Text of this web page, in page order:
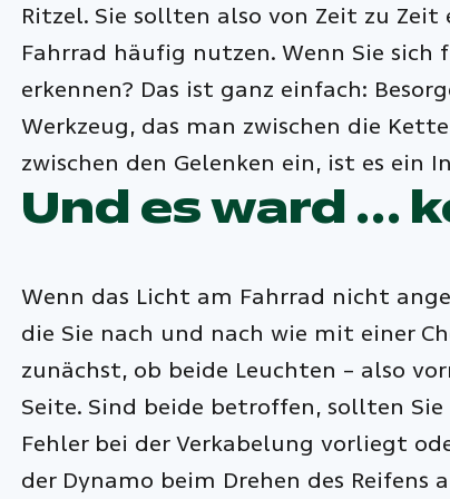
Ritzel. Sie sollten also von Zeit zu
Fahrrad häufig nutzen. Wenn Sie
erkennen? Das ist ganz einfach:
Werkzeug, das man zwischen die
zwischen den Gelenken ein, ist es ein
Und es ward …
Wenn das Licht am Fahrrad nicht
die Sie nach und nach wie mit einer
zunächst, ob beide Leuchten – also
Seite. Sind beide betroffen, sollten
Fehler bei der Verkabelung vorliegt
der Dynamo beim Drehen des